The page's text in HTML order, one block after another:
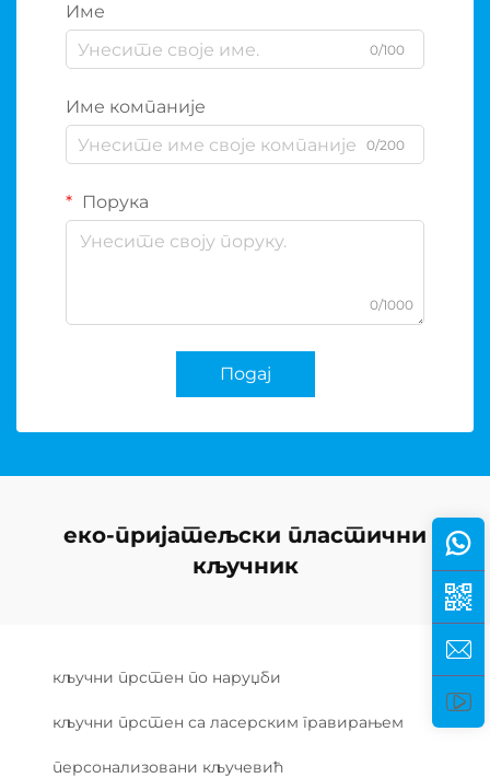
Име
0/100
Име компаније
0/200
Порука
0/1000
Подај
еко-пријатељски пластични
кључник
кључни прстен по наруџби
кључни прстен са ласерским гравирањем
персонализовани кључевић